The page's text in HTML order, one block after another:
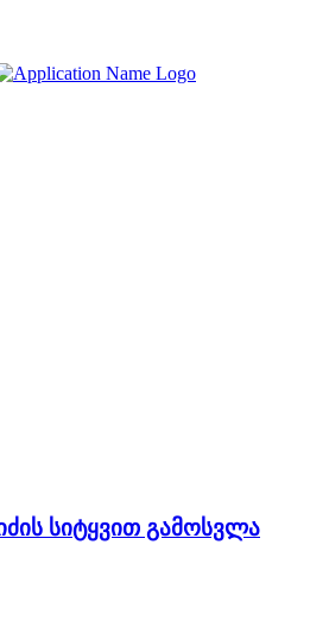
სიტყვით გამოსვლა